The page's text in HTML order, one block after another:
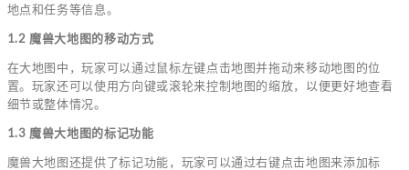
地点和任务等信息。
1.2 魔兽大地图的移动方式
在大地图中，玩家可以通过鼠标左键点击地图并拖动来移动地图的位
置。玩家还可以使用方向键或滚轮来控制地图的缩放，以便更好地查看
细节或整体情况。
1.3 魔兽大地图的标记功能
魔兽大地图还提供了标记功能，玩家可以通过右键点击地图来添加标